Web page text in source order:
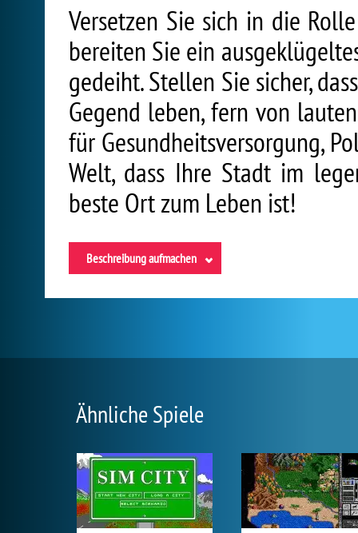
Versetzen Sie sich in die
bereiten Sie ein
gedeiht. Stellen Sie sicher,
Gegend leben, fern von
für Gesundheitsversorgung,
Welt, dass Ihre Stadt im
beste Ort zum Leben ist!
Beschreibung aufmachen
Ähnliche Spiele